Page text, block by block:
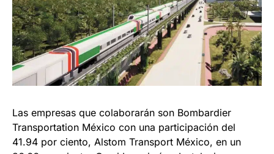
Las empresas que colaborarán son Bombardier
Transportation México con una participación del
41.94 por ciento, Alstom Transport México, en un